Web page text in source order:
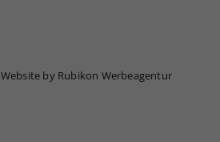
Website by Rubikon Werbeagentur